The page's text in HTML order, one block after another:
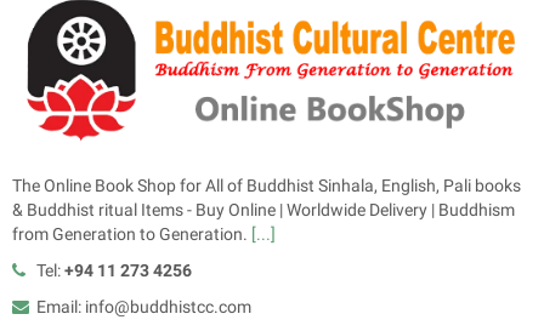
The Online Book Shop for All of Buddhist Sinhala, English, Pali books
& Buddhist ritual Items - Buy Online | Worldwide Delivery | Buddhism
from Generation to Generation. [...]
Tel:+94 11 273 4256
Email: info@buddhistcc.com